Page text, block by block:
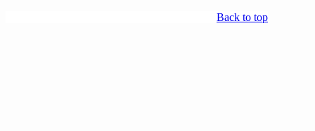
Back to top